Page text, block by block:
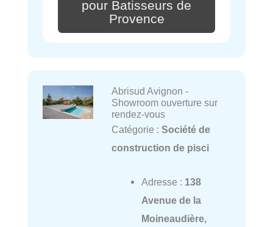
pour Batisseurs de
Provence
Abrisud Avignon -
Showroom ouverture sur
rendez-vous
Catégorie : Société de
construction de pisci
Adresse : 138
Avenue de la
Moineaudière,